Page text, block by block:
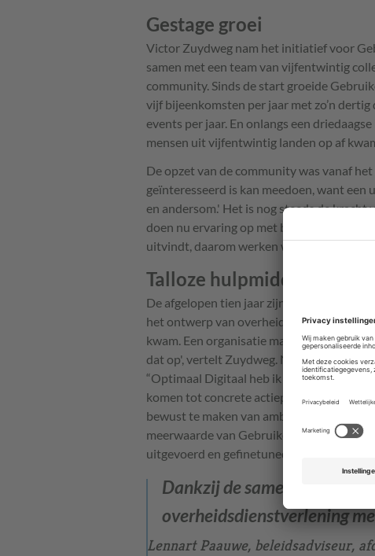
Gestage groei
Victor Zuydweg nam het initiatief voor
samen met een team van vijfentwintig
community. Sinds de start groeide
vijf bijeenkomsten per jaar met zo’n
events per jaar. En onlangs een
mensen uit vijfentwintig landen op af
De opzet van de community was vanaf
geïnteresseerd is kan meedoen, want
en andersom.' Het is nog steeds de
doen nu ervaring op met bijvoorbeeld
uitvindt, daarom werken we samen in de
Talloze hulpmiddelen
De afgelopen tien jaar zijn talloze
het ontwerp van overheidswebsites. 'Het
kwam. Een organisatie maakte iets, een
dat op', vertelt Zuydweg. Nicolai noemt
“Optimaal Digitaal heb ik veel gebruikt
komen tot concrete actiepunten. Het spel
bewust te maken van ambtelijk
meerwaarde van Gebruiker Centraal:
uitgevoerd en gefinetuned. Dat zouden
Dankzij de samenwerking
overheidsdienstverlening
Lennart Paauwe, beleidsadviseur,